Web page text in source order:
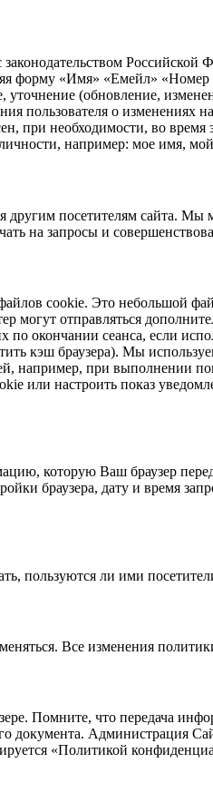
форму «Имя» «Емейл»
(обновление,
пользователя о изменениях
при необходимости, во
например: мое имя,
посетителям сайта.
на запросы и
cookie. Это небольшой
могут отправляться
окончании сеанса, если
кэш браузера). Мы
например, при выполнении
или настроить показ
которую Ваш браузер
браузера, дату и время
пользуются ли ими
Все изменения
Помните, что передача
Администрация
«Политикой